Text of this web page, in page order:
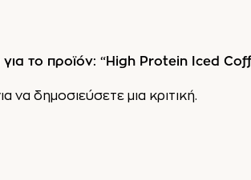
για το προϊόν: “High Protein Iced
να δημοσιεύσετε μια κριτική.